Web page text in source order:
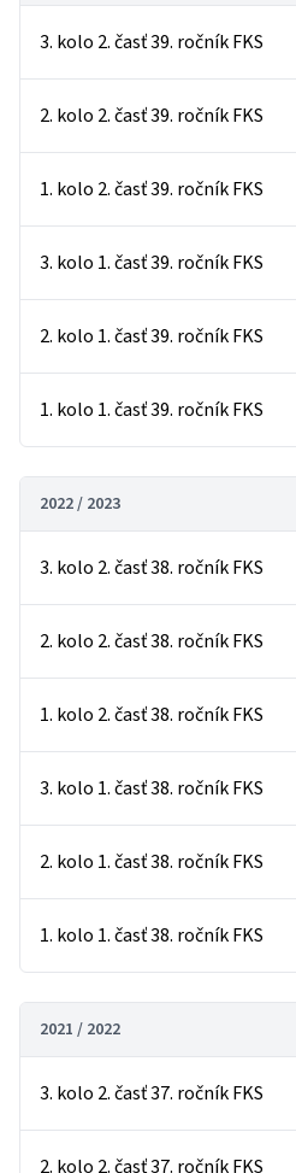
3. kolo 2. časť 39. ročník FKS
2. kolo 2. časť 39. ročník FKS
1. kolo 2. časť 39. ročník FKS
3. kolo 1. časť 39. ročník FKS
2. kolo 1. časť 39. ročník FKS
1. kolo 1. časť 39. ročník FKS
2022 / 2023
3. kolo 2. časť 38. ročník FKS
2. kolo 2. časť 38. ročník FKS
1. kolo 2. časť 38. ročník FKS
3. kolo 1. časť 38. ročník FKS
2. kolo 1. časť 38. ročník FKS
1. kolo 1. časť 38. ročník FKS
2021 / 2022
3. kolo 2. časť 37. ročník FKS
2. kolo 2. časť 37. ročník FKS